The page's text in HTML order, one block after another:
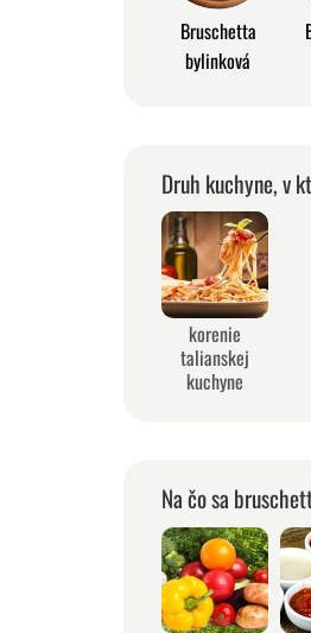
Bruschetta
bylinková
Druh kuchyne, v
korenie
talianskej
kuchyne
Na čo sa